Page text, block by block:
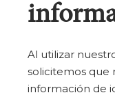
Al utilizar
solicitemos que
información de